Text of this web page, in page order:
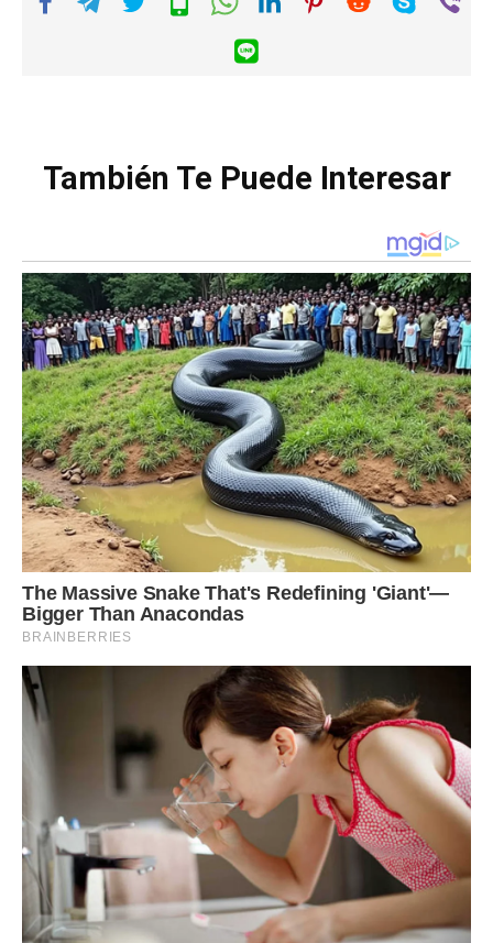
También Te Puede Interesar